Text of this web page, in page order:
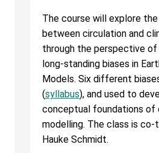
The course will explore
between circulation and
through the perspective
long-standing biases in
Models. Six different
(syllabus), and used to
conceptual foundations of
modelling. The class is
Hauke Schmidt.